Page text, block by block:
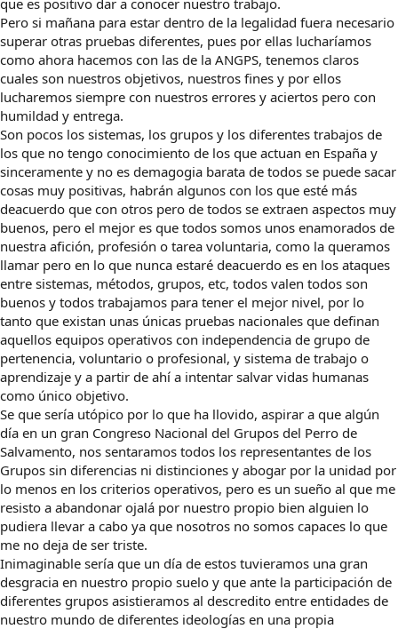
Pero si mañana para estar dentro de la legalidad fuera necesario
superar otras pruebas diferentes, pues por ellas lucharíamos
como ahora hacemos con las de la ANGPS, tenemos claros
cuales son nuestros objetivos, nuestros fines y por ellos
lucharemos siempre con nuestros errores y aciertos pero con
humildad y entrega.
Son pocos los sistemas, los grupos y los diferentes trabajos de
los que no tengo conocimiento de los que actuan en España y
sinceramente y no es demagogia barata de todos se puede sacar
cosas muy positivas, habrán algunos con los que esté más
deacuerdo que con otros pero de todos se extraen aspectos muy
buenos, pero el mejor es que todos somos unos enamorados de
nuestra afición, profesión o tarea voluntaria, como la queramos
llamar pero en lo que nunca estaré deacuerdo es en los ataques
entre sistemas, métodos, grupos, etc, todos valen todos son
buenos y todos trabajamos para tener el mejor nivel, por lo
tanto que existan unas únicas pruebas nacionales que definan
aquellos equipos operativos con independencia de grupo de
pertenencia, voluntario o profesional, y sistema de trabajo o
aprendizaje y a partir de ahí a intentar salvar vidas humanas
como único objetivo.
Se que sería utópico por lo que ha llovido, aspirar a que algún
día en un gran Congreso Nacional del Grupos del Perro de
Salvamento, nos sentaramos todos los representantes de los
Grupos sin diferencias ni distinciones y abogar por la unidad por
lo menos en los criterios operativos, pero es un sueño al que me
resisto a abandonar ojalá por nuestro propio bien alguien lo
pudiera llevar a cabo ya que nosotros no somos capaces lo que
me no deja de ser triste.
Inimaginable sería que un día de estos tuvieramos una gran
desgracia en nuestro propio suelo y que ante la participación de
diferentes grupos asistieramos al descredito entre entidades de
nuestro mundo de diferentes ideologías en una propia